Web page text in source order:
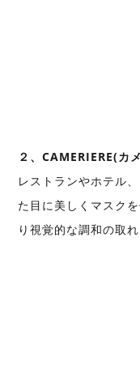
２、CAMERIERE(カ
レストランやホテル
た目に美しくマスク
り視覚的な調和の取